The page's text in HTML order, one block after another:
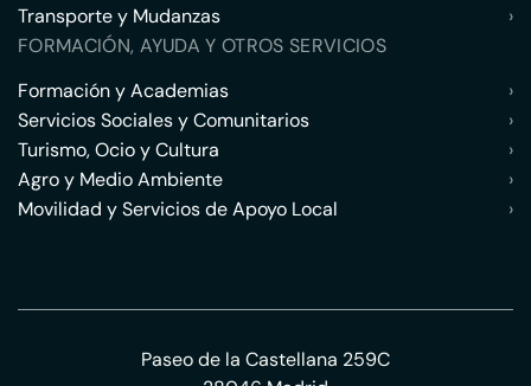
Transporte y Mudanzas
›
FORMACIÓN, AYUDA Y OTROS SERVICIOS
Formación y Academias
›
Servicios Sociales y Comunitarios
›
Turismo, Ocio y Cultura
›
Agro y Medio Ambiente
›
Movilidad y Servicios de Apoyo Local
›
Paseo de la Castellana 259C